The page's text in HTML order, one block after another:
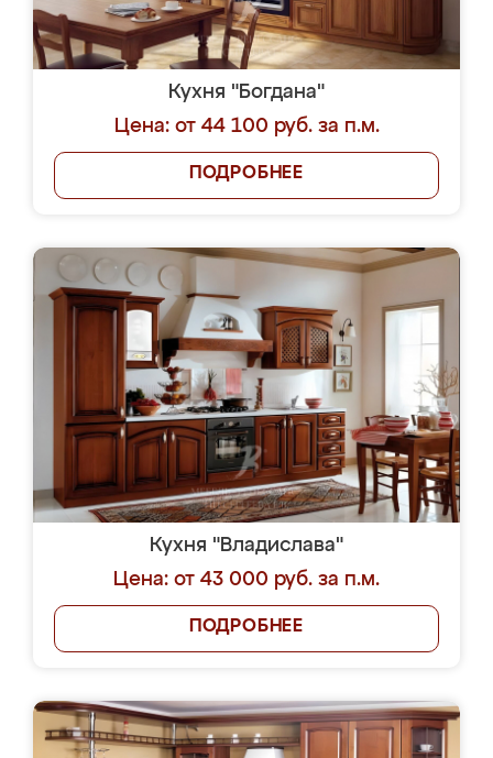
Кухня "Богдана"
Цена: от 44 100 руб. за п.м.
ПОДРОБНЕЕ
Кухня "Владислава"
Цена: от 43 000 руб. за п.м.
ПОДРОБНЕЕ